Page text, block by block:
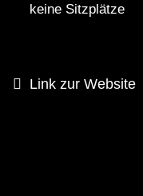
keine Sitzplätze
Link zur Website